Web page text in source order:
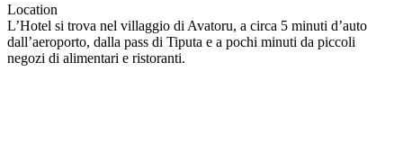
Location
L’Hotel si trova nel villaggio di Avatoru, a circa 5 minuti d’auto
dall’aeroporto, dalla pass di Tiputa e a pochi minuti da piccoli
negozi di alimentari e ristoranti.